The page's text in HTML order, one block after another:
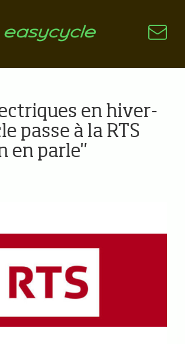
en hiver-
passe à la RTS
en parle"